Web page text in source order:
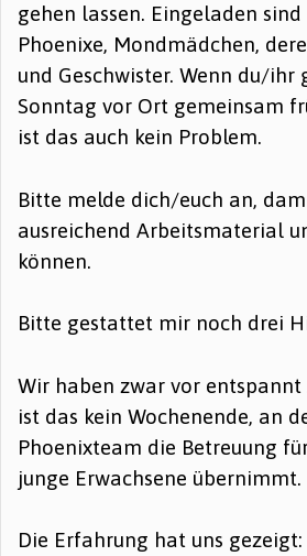
gehen lassen. Eingeladen
Phoenixe, Mondmädchen,
und Geschwister. Wenn du/ihr
Sonntag vor Ort gemeinsam
ist das auch kein Problem.
Bitte melde dich/euch an,
ausreichend Arbeitsmaterial
können.
Bitte gestattet mir noch drei
Wir haben zwar vor entspannt
ist das kein Wochenende, an
Phoenixteam die Betreuung
junge Erwachsene übernimmt.
Die Erfahrung hat uns